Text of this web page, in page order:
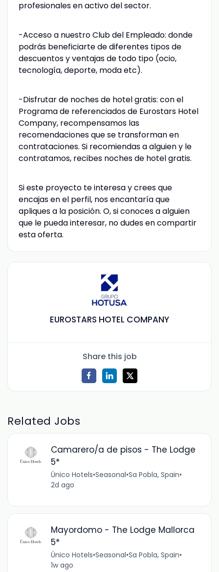
profesionales en activo del sector.
-Acceso a nuestro Club del Empleado: donde
podrás beneficiarte de diferentes tipos de
descuentos y ventajas de todo tipo (ocio,
tecnología, deporte, moda etc).
-Disfrutar de noches de hotel gratis: con el
Programa de referenciados de Eurostars Hotel
Company, recompensamos las
recomendaciones que se transforman en
contrataciones. Si recomiendas a alguien y le
contratamos, recibes noches de hotel gratis.
Si este proyecto te interesa y crees que
encajas en el perfil, nos encantaría que
apliques a la posición. O, si conoces a alguien
que le pueda interesar, no dudes en compartir
esta oferta.
EUROSTARS HOTEL COMPANY
Share this job
Related Jobs
Camarero/a de pisos - The Lodge
5*
Único Hotels•Seasonal•Sa Pobla, Spain•
2d ago
Mayordomo - The Lodge Mallorca
5*
Único Hotels•Seasonal•Sa Pobla, Spain•
1w ago